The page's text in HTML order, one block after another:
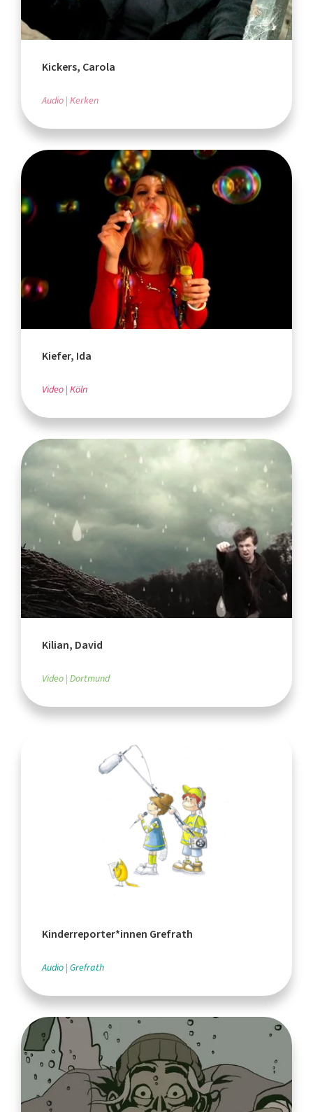
Kickers, Carola
Audio Kerken
Kiefer, Ida
Video Köln
Kilian, David
Video Dortmund
Kinderreporter*innen Grefrath
Audio Grefrath